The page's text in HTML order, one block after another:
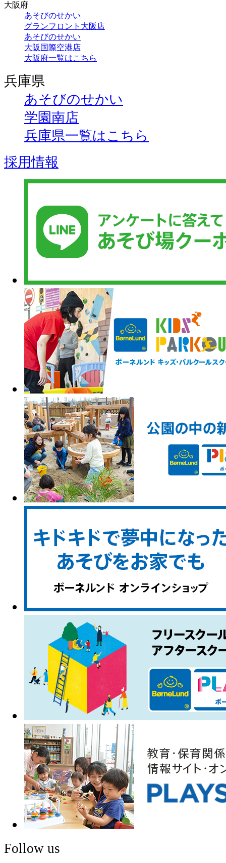
大阪府
あそびのせかい
グランフロント大阪店
あそびのせかい
大阪国際空港店
大阪府一覧はこちら
兵庫県
あそびのせかい
学園南店
兵庫県一覧はこちら
採用情報
Follow us